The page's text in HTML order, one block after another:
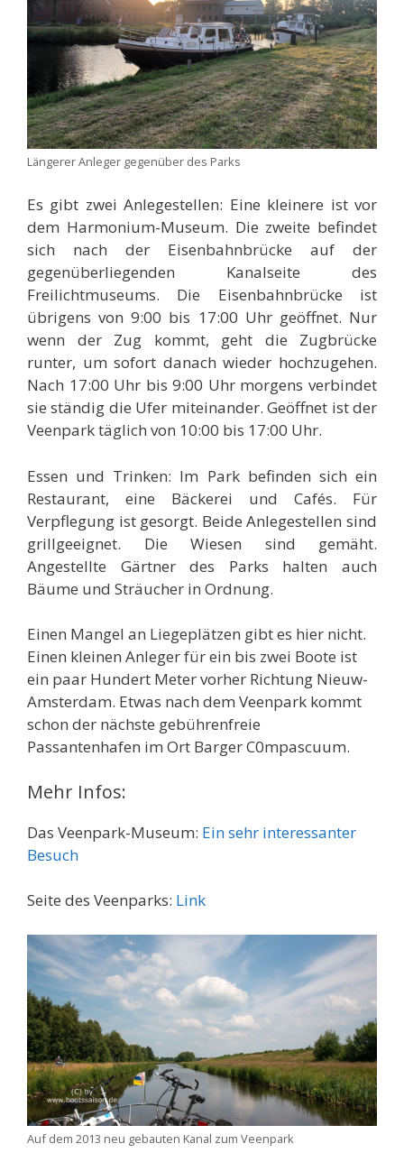
Längerer Anleger gegenüber des Parks
Es gibt zwei Anlegestellen: Eine kleinere ist vor
dem Harmonium-Museum. Die zweite befindet
sich nach der Eisenbahnbrücke auf der
gegenüberliegenden Kanalseite des
Freilichtmuseums. Die Eisenbahnbrücke ist
übrigens von 9:00 bis 17:00 Uhr geöffnet. Nur
wenn der Zug kommt, geht die Zugbrücke
runter, um sofort danach wieder hochzugehen.
Nach 17:00 Uhr bis 9:00 Uhr morgens verbindet
sie ständig die Ufer miteinander. Geöffnet ist der
Veenpark täglich von 10:00 bis 17:00 Uhr.
Essen und Trinken: Im Park befinden sich ein
Restaurant, eine Bäckerei und Cafés. Für
Verpflegung ist gesorgt. Beide Anlegestellen sind
grillgeeignet. Die Wiesen sind gemäht.
Angestellte Gärtner des Parks halten auch
Bäume und Sträucher in Ordnung.
Einen Mangel an Liegeplätzen gibt es hier nicht.
Einen kleinen Anleger für ein bis zwei Boote ist
ein paar Hundert Meter vorher Richtung Nieuw-
Amsterdam. Etwas nach dem Veenpark kommt
schon der nächste gebührenfreie
Passantenhafen im Ort Barger C0mpascuum.
Mehr Infos:
Das Veenpark-Museum: Ein sehr interessanter
Besuch
Seite des Veenparks: Link
Auf dem 2013 neu gebauten Kanal zum Veenpark